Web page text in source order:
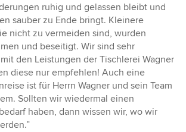
ruhig und gelassen bleibt und
sauber zu Ende bringt. Kleinere
nicht zu vermeiden sind, wurden
und beseitigt. Wir sind sehr
den Leistungen der Tischlerei Wagner
diese nur empfehlen! Auch eine
ist für Herrn Wagner und sein Team
Sollten wir wiedermal einen
haben, dann wissen wir, wo wir